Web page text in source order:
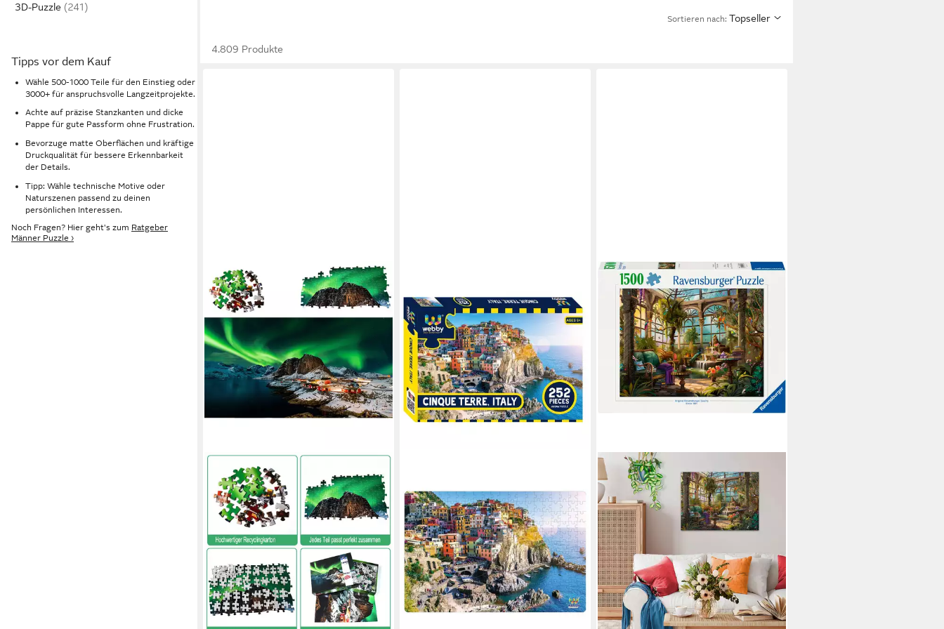
3D-Puzzle
Tipps vor dem Kauf
Wähle 500-1000 Teile für den Einstieg oder
3000+ für anspruchsvolle Langzeitprojekte.
Achte auf präzise Stanzkanten und dicke
Pappe für gute Passform ohne Frustration.
Bevorzuge matte Oberflächen und kräftige
Druckqualität für bessere Erkennbarkeit
der Details.
Tipp: Wähle technische Motive oder
Naturszenen passend zu deinen
persönlichen Interessen.
Noch Fragen? Hier geht's zum Ratgeber
Männer Puzzle ›
Sortieren nach: Topseller
4.809 Produkte